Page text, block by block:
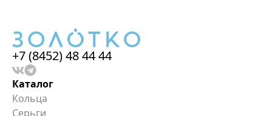
+7 (8452) 48 44 44
Каталог
Кольца
Серьги